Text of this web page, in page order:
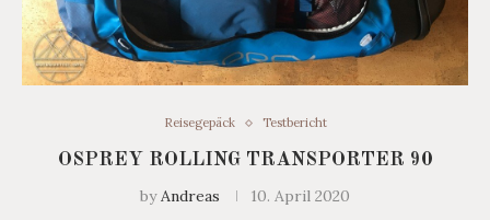
Reisegepäck Testbericht
OSPREY ROLLING TRANSPORTER 90
byAndreas 10. April 2020